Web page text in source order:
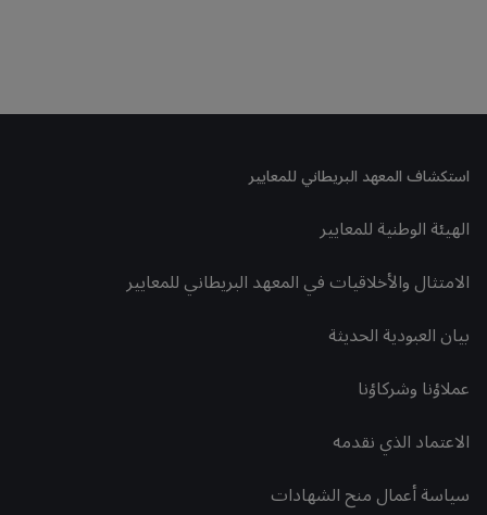
استكشاف المعهد البريطاني للمعايير
الهيئة الوطنية للمعايير
الامتثال والأخلاقيات في المعهد البريطاني للمعايير
بيان العبودية الحديثة
عملاؤنا وشركاؤنا
الاعتماد الذي نقدمه
سياسة أعمال منح الشهادات